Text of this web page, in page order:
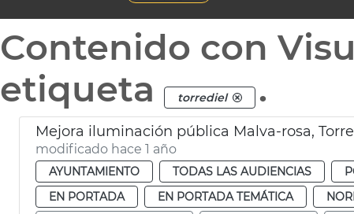
Contenido con
etiqueta
torrediel .
Mejora iluminación pública Malva-rosa,
modificado hace 1 año
AYUNTAMIENTO TODAS LAS AUDIENCIAS
EN PORTADA
EN PORTADA TEMÁTICA